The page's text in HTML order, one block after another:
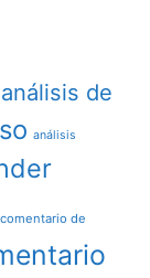
análisis de
análisis
comentario de